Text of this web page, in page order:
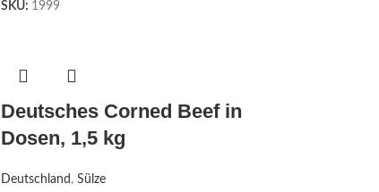
SKU: 1999
Deutsches Corned Beef in
Dosen, 1,5 kg
Deutschland ,Sülze